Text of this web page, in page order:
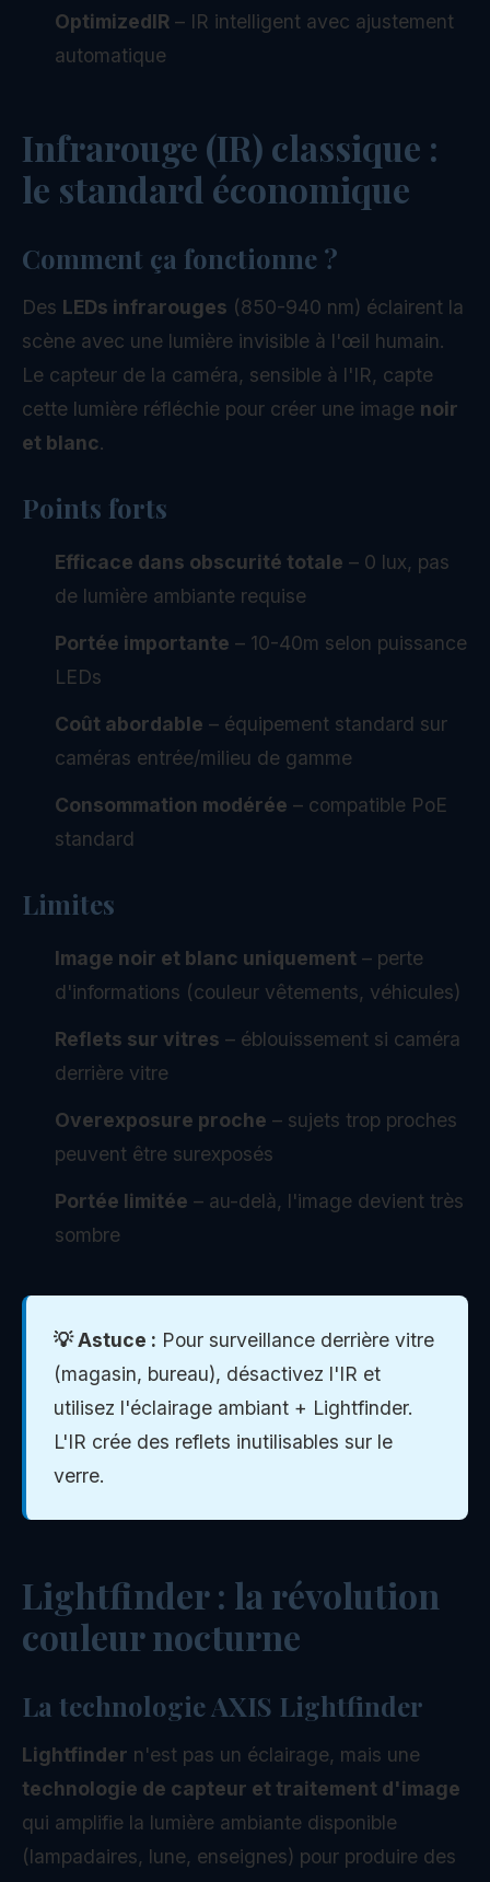
OptimizedIR – IR intelligent avec ajustement
automatique
Infrarouge (IR) classique :
le standard économique
Comment ça fonctionne ?
Des LEDs infrarouges (850-940 nm) éclairent la
scène avec une lumière invisible à l'œil humain.
Le capteur de la caméra, sensible à l'IR, capte
cette lumière réfléchie pour créer une image noir
et blanc.
Points forts
Efficace dans obscurité totale – 0 lux, pas
de lumière ambiante requise
Portée importante – 10-40m selon puissance
LEDs
Coût abordable – équipement standard sur
caméras entrée/milieu de gamme
Consommation modérée – compatible PoE
standard
Limites
Image noir et blanc uniquement – perte
d'informations (couleur vêtements, véhicules)
Reflets sur vitres – éblouissement si caméra
derrière vitre
Overexposure proche – sujets trop proches
peuvent être surexposés
Portée limitée – au-delà, l'image devient très
sombre
💡 Astuce : Pour surveillance derrière vitre
(magasin, bureau), désactivez l'IR et
utilisez l'éclairage ambiant + Lightfinder.
L'IR crée des reflets inutilisables sur le
verre.
Lightfinder : la révolution
couleur nocturne
La technologie AXIS Lightfinder
Lightfinder n'est pas un éclairage, mais une
technologie de capteur et traitement d'image
qui amplifie la lumière ambiante disponible
(lampadaires, lune, enseignes) pour produire des